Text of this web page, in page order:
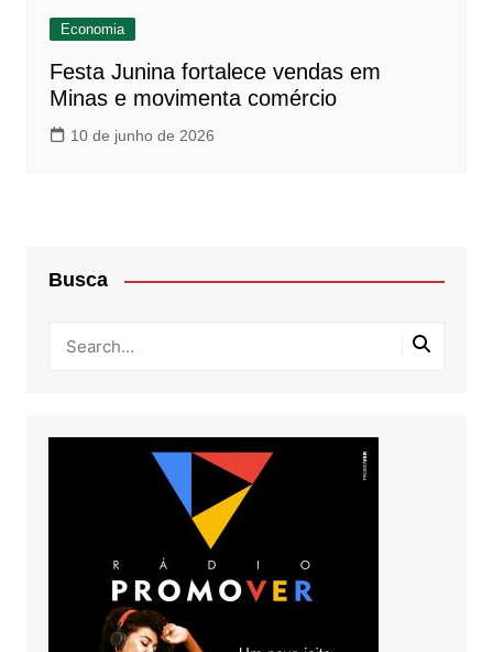
Economia
Festa Junina fortalece vendas em
Minas e movimenta comércio
10 de junho de 2026
Busca